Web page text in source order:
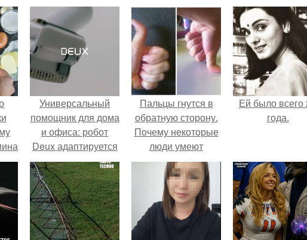
Универсальный
помощник для дома
и офиса: робот
Deux адаптируется
к разным задачам.
Пальцы гнутся в
обратную сторону.
Почему некоторые
люди умеют
выгибать палец в
обратную сторону?
Ей было всего
года.